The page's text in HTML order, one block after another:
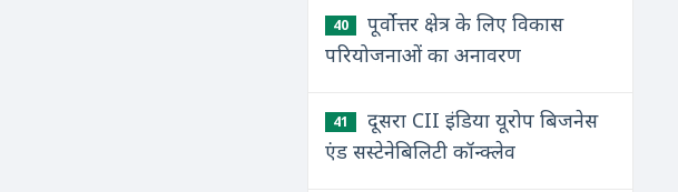
40
पूर्वोत्तर क्षेत्र के लिए विकास
परियोजनाओं का अनावरण
41
दूसरा CII इंडिया यूरोप बिजनेस
एंड सस्टेनेबिलिटी कॉन्क्लेव